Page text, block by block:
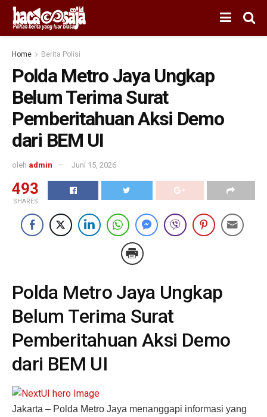
Home Berita Polisi
Polda Metro Jaya Ungkap
Belum Terima Surat
Pemberitahuan Aksi Demo
dari BEM UI
oleh admin Juni 15, 2026
493
SHARES
Polda Metro Jaya Ungkap
Belum Terima Surat
Pemberitahuan Aksi Demo
dari BEM UI
Jakarta – Polda Metro Jaya menanggapi informasi yang